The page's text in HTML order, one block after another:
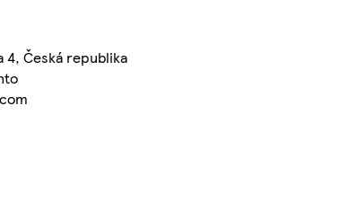
4, Česká republika